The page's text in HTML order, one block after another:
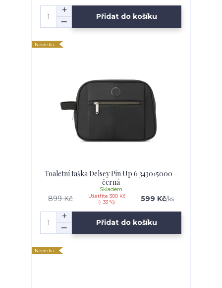
Přidat do košíku
Novinka
Toaletní taška Delsey Pin Up 6 343015000 -
černá
899 Kč
Ušetříte 300 Kč
(- 33 %)
599 Kč/ks
Skladem
Přidat do košíku
Novinka